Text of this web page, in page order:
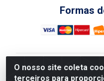
O nosso site coleta
terceiros para
Formas
Nova Boni Distribuidora
- Rua Alice Tibiriçá,